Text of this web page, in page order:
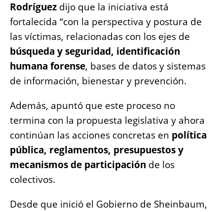
Rodríguez dijo que la iniciativa está
fortalecida “con la perspectiva y postura de
las víctimas, relacionadas con los ejes de
búsqueda y seguridad, identificación
humana forense, bases de datos y sistemas
de información, bienestar y prevención.
Además, apuntó que este proceso no
termina con la propuesta legislativa y ahora
continúan las acciones concretas en política
pública, reglamentos, presupuestos y
mecanismos de participación de los
colectivos.
Desde que inició el Gobierno de Sheinbaum,